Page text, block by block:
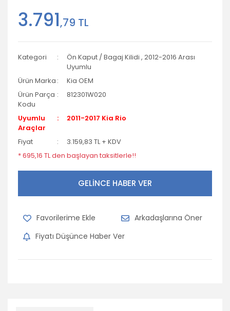
3.791,79 TL
Kategori Ön Kaput / Bagaj Kilidi , 2012-2016 Arası
Uyumlu
Ürün Marka
Kia OEM
Ürün Parça
Kodu
812301W020
Uyumlu
Araçlar
2011-2017 Kia Rio
Fiyat
3.159,83 TL + KDV
* 695,16 TL den başlayan taksitlerle!!
GELİNCE HABER VER
Arkadaşlarına Öner
Fiyatı Düşünce Haber Ver